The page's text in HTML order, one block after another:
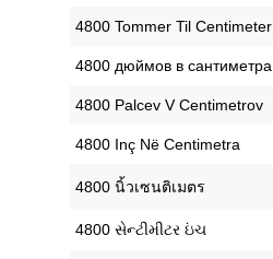
‎4800 Tommer Til Centimeter
‎4800 дюймов в сантиметра
‎4800 Palcev V Centimetrov
‎4800 Inç Në Centimetra
‎4800 นิ้วเซนติเมตร
‎4800 સેન્ટીમીટર ઇંચ